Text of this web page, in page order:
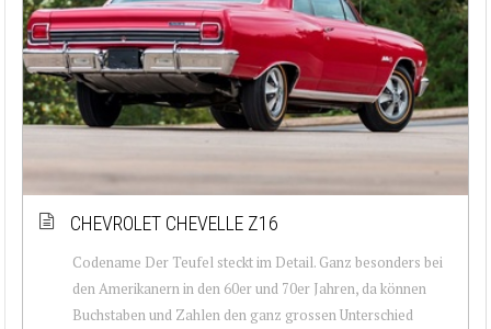
CHEVROLET CHEVELLE Z16
Codename Der Teufel steckt im Detail. Ganz besonders bei
den Amerikanern in den 60er und 70er Jahren, da können
Buchstaben und Zahlen den ganz grossen Unterschied